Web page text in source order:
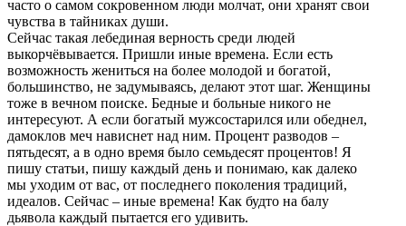
часто о самом сокровенном люди молчат, они хранят свои
чувства в тайниках души.
Сейчас такая лебединая верность среди людей
выкорчёвывается. Пришли иные времена. Если есть
возможность жениться на более молодой и богатой,
большинство, не задумываясь, делают этот шаг. Женщины
тоже в вечном поиске. Бедные и больные никого не
интересуют. А если богатый мужсостарился или обеднел,
дамоклов меч нависнет над ним. Процент разводов –
пятьдесят, а в одно время было семьдесят процентов! Я
пишу статьи, пишу каждый день и понимаю, как далеко
мы уходим от вас, от последнего поколения традиций,
идеалов. Сейчас – иные времена! Как будто на балу
дьявола каждый пытается его удивить.